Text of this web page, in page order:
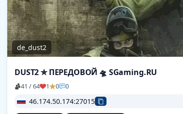
de_dust2
DUST2 ✮ ПEPEДOBOЙ 🛸 SGaming.RU
41 / 64 1 0 0
46.174.50.174:27015